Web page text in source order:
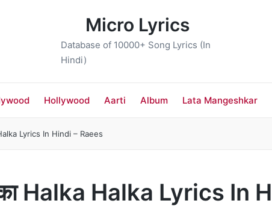
Micro Lyrics
Database of 10000+ Song Lyrics (In
Hindi)
Hollywood Aarti Album Lata Mangeshkar
Lyrics In Hindi – Raees
Halka Halka Lyrics In